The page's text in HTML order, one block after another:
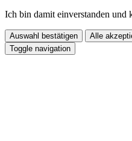
Ich bin damit einverstanden
Auswahl bestätigen
Alle
Toggle navigation